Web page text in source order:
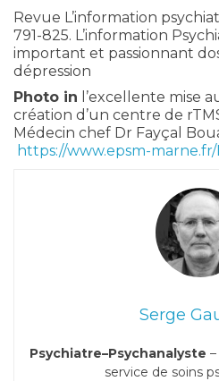
Revue L’information
791-825. L’information
important et passionnant
dépression
Photo in l’excellente mise
création d’un centre de
Médecin chef Dr Fayçal
https://www.epsm-
Serge
Psychiatre–Psychanalyste
service de soins